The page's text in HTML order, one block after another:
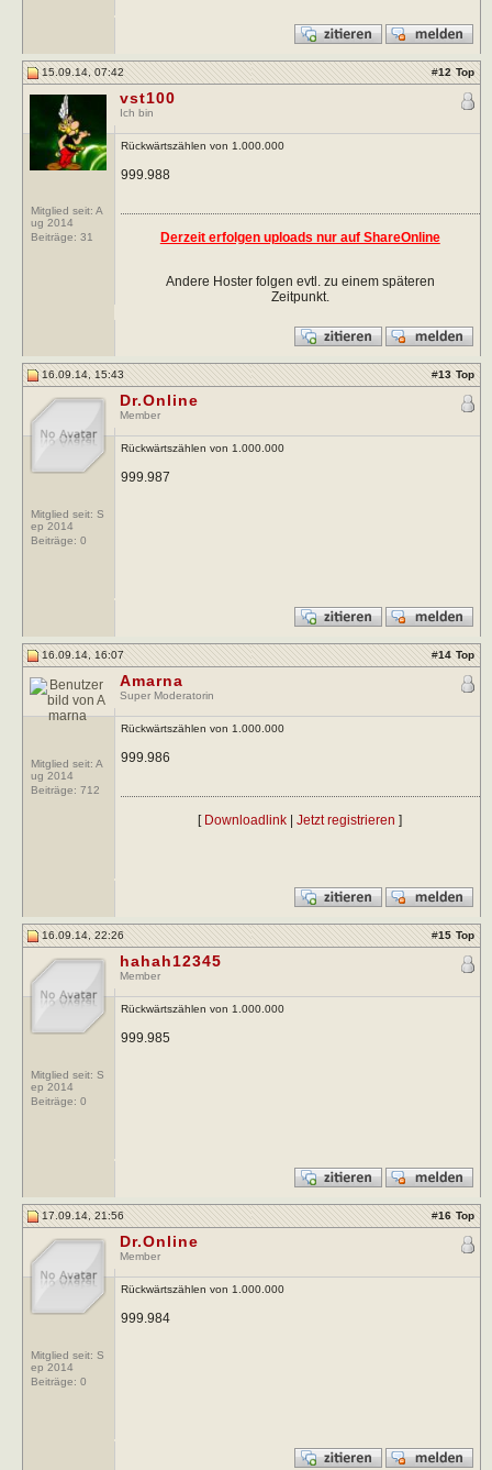
15.09.14, 07:42 #12 Top
Mitglied seit: A
ug 2014
Beiträge: 31
vst100
Ich bin
Rückwärtszählen von 1.000.000
999.988
Derzeit erfolgen uploads nur auf ShareOnline
Andere Hoster folgen evtl. zu einem späteren
Zeitpunkt.
16.09.14, 15:43 #13 Top
Mitglied seit: S
ep 2014
Beiträge: 0
Dr.Online
Member
Rückwärtszählen von 1.000.000
999.987
16.09.14, 16:07 #14 Top
Mitglied seit: A
ug 2014
Beiträge: 712
Amarna
Super Moderatorin
Rückwärtszählen von 1.000.000
999.986
[ Downloadlink |Jetzt registrieren ]
16.09.14, 22:26 #15 Top
Mitglied seit: S
ep 2014
Beiträge: 0
hahah12345
Member
Rückwärtszählen von 1.000.000
999.985
17.09.14, 21:56 #16 Top
Mitglied seit: S
ep 2014
Beiträge: 0
Dr.Online
Member
Rückwärtszählen von 1.000.000
999.984